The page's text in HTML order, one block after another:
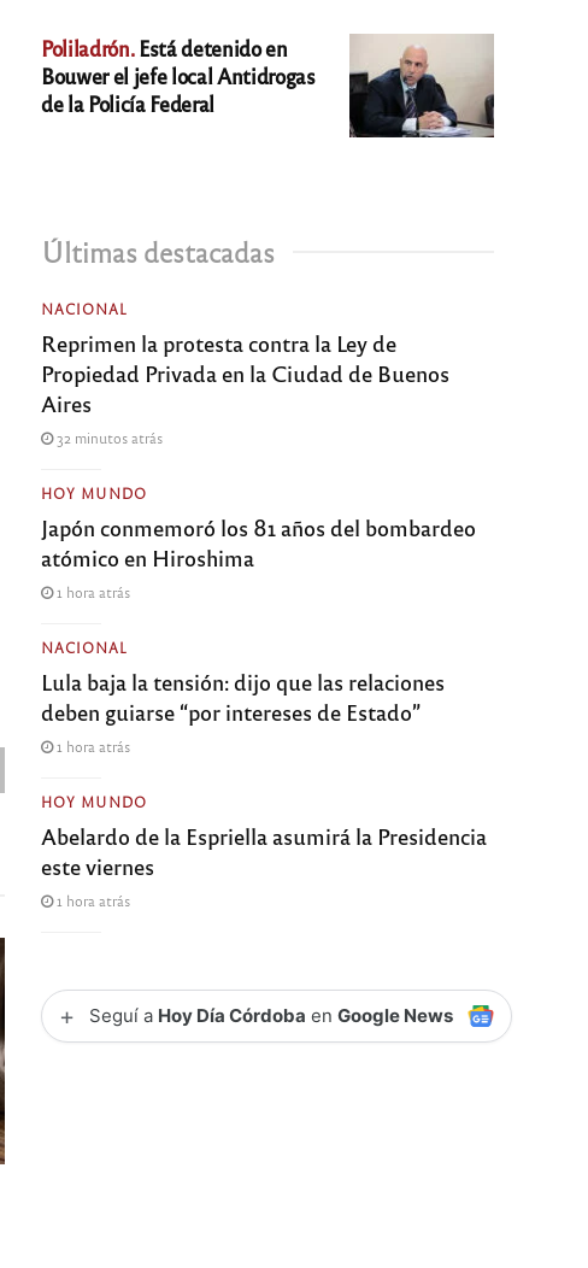
Poliladrón.Está detenido en
Bouwer el jefe local Antidrogas
de la Policía Federal
Últimas destacadas
NACIONAL
Reprimen la protesta contra la Ley de
Propiedad Privada en la Ciudad de Buenos
Aires
32 minutos atrás
HOY MUNDO
Japón conmemoró los 81 años del bombardeo
atómico en Hiroshima
1 hora atrás
NACIONAL
Lula baja la tensión: dijo que las relaciones
deben guiarse “por intereses de Estado”
1 hora atrás
HOY MUNDO
Abelardo de la Espriella asumirá la Presidencia
este viernes
1 hora atrás
+ Seguí a Hoy Día Córdoba enGoogle News